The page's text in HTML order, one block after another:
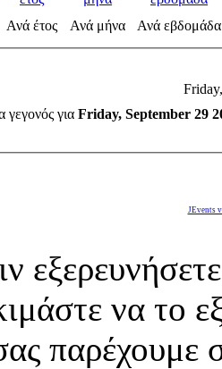
Ανά έτος Ανά μήνα
Ανά εβδομάδα
γεγονός για Friday, September 29
JEvents
να το
παρέχουμε